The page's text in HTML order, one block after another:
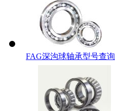
FAG深沟球轴承型号查询